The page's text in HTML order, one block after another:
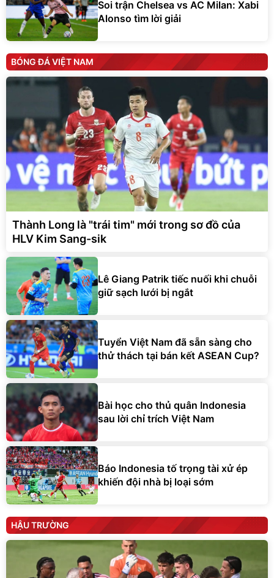
Soi trận Chelsea vs AC Milan: Xabi
Alonso tìm lời giải
BÓNG ĐÁ VIỆT NAM
Thành Long là "trái tim" mới trong sơ đồ của
HLV Kim Sang-sik
Lê Giang Patrik tiếc nuối khi chuỗi
giữ sạch lưới bị ngắt
Tuyển Việt Nam đã sẵn sàng cho
thử thách tại bán kết ASEAN Cup?
Bài học cho thủ quân Indonesia
sau lời chỉ trích Việt Nam
Báo Indonesia tố trọng tài xử ép
khiến đội nhà bị loại sớm
HẬU TRƯỜNG